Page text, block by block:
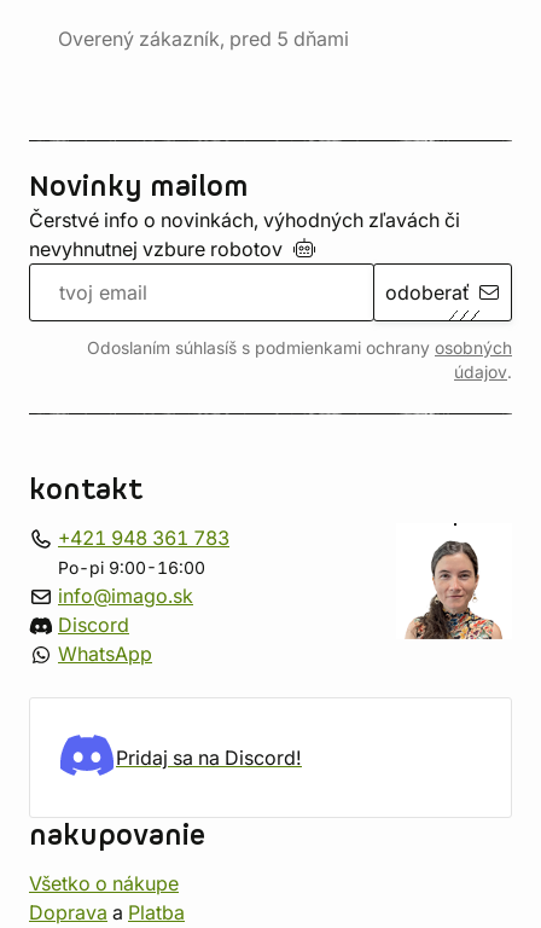
Overený zákazník, pred 5 dňami
Novinky mailom
Čerstvé info o novinkách, výhodných zľavách či
nevyhnutnej vzbure robotov
odoberať
Odoslaním súhlasíš s podmienkami ochrany osobných
údajov.
kontakt
+421 948 361 783
Po-pi 9:00-16:00
info@imago.sk
Discord
WhatsApp
Pridaj sa na Discord!
nakupovanie
Všetko o nákupe
Doprava a Platba